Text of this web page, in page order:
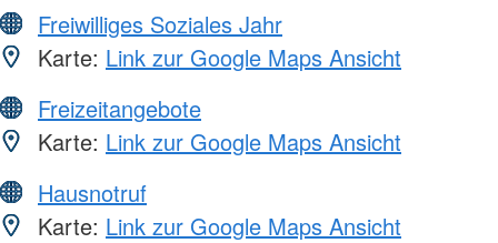
Freiwilliges Soziales Jahr
Karte: Link zur Google Maps Ansicht
Freizeitangebote
Karte: Link zur Google Maps Ansicht
Hausnotruf
Karte: Link zur Google Maps Ansicht